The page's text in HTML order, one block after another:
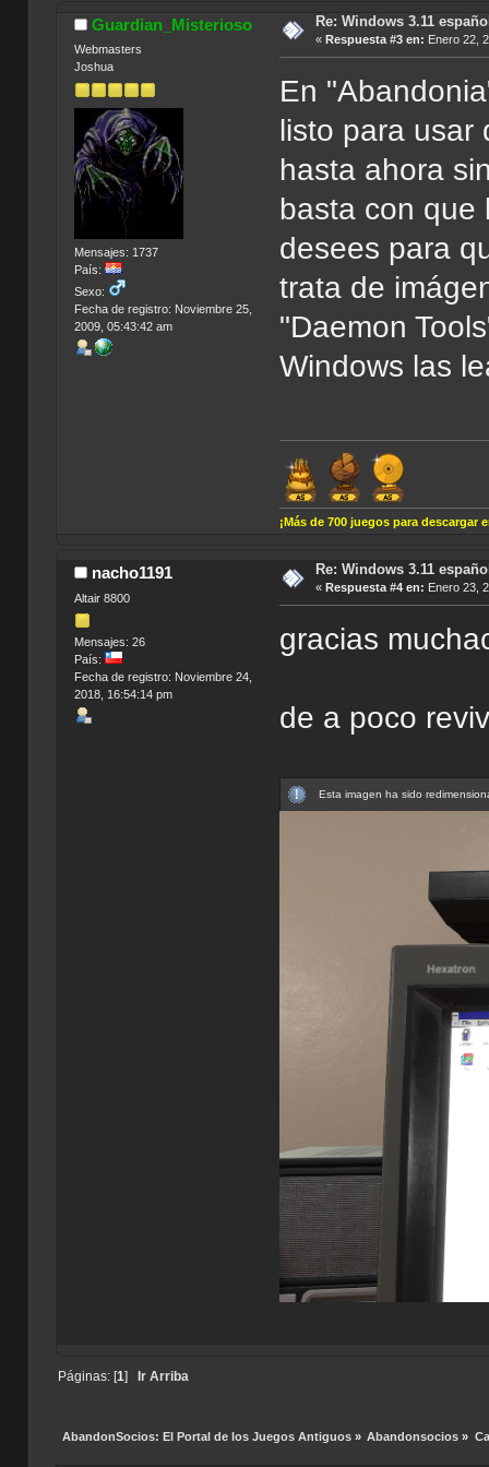
Guardian_Misterioso
Webmasters
Joshua
Mensajes: 1737
País:
Sexo:
Fecha de registro: Noviembre 25,
2009, 05:43:42 am
Re: Windows 3.11
« Respuesta #3 en: Enero 22,
En
listo para usar
hasta ahora
basta con que
desees para
trata de
"Daemon
Windows las
¡Más de 700 juegos para
nacho1191
Altair 8800
Mensajes: 26
País:
Fecha de registro: Noviembre 24,
2018, 16:54:14 pm
Re: Windows 3.11
« Respuesta #4 en: Enero 23,
gracias
de a poco
Esta imagen ha sido
Páginas: [ 1 Ir Arriba
AbandonSocios: El Portal de los Juegos Antiguos» Abandonsocios »